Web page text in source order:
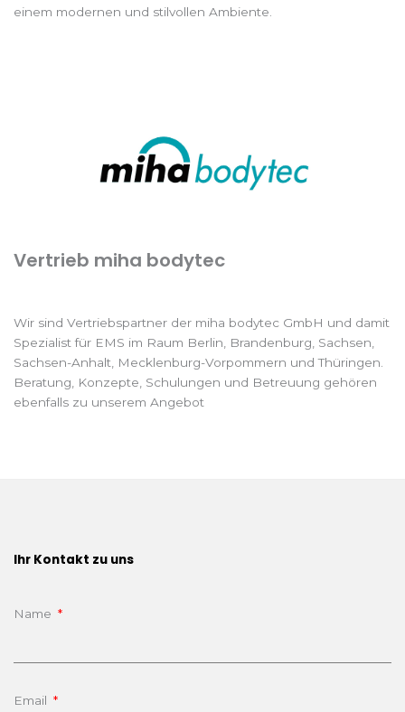
einem modernen und stilvollen Ambiente.
Vertrieb miha bodytec
Wir sind Vertriebspartner der miha bodytec GmbH und damit
Spezialist für EMS im Raum Berlin, Brandenburg, Sachsen,
Sachsen-Anhalt, Mecklenburg-Vorpommern und Thüringen.
Beratung, Konzepte, Schulungen und Betreuung gehören
ebenfalls zu unserem Angebot
Ihr Kontakt zu uns
Name
Email